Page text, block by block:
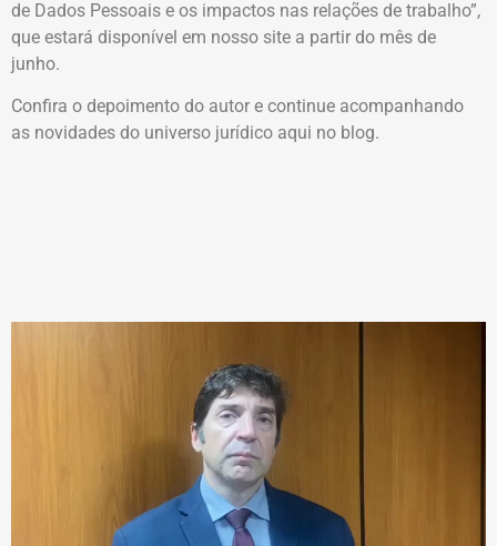
de Dados Pessoais e os impactos nas relações de trabalho”,
que estará disponível em nosso site a partir do mês de
junho.
Confira o depoimento do autor e continue acompanhando
as novidades do universo jurídico aqui no blog.